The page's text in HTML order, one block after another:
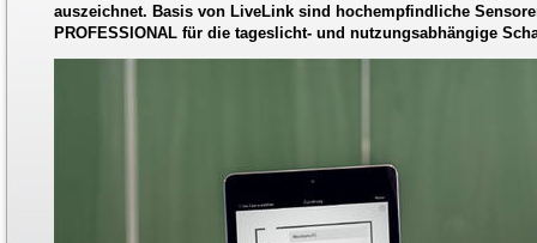
auszeichnet. Basis von LiveLink sind hochempfindliche
PROFESSIONAL für die tageslicht- und nutzungsabhängige